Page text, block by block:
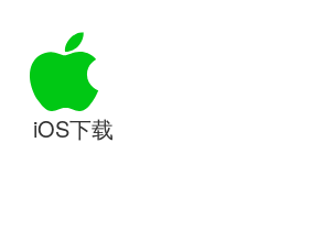
iOS下载